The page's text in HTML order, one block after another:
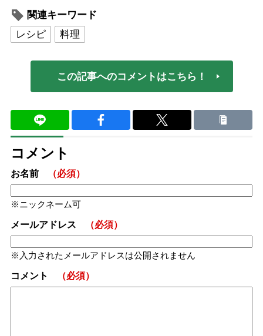
関連キーワード
レシピ
料理
この記事へのコメントはこちら！
コメント
お名前 （必須）
ニックネーム可
メールアドレス （必須）
入力されたメールアドレスは公開されません
コメント （必須）